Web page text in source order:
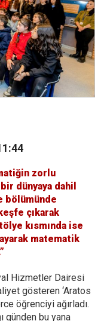
zorlu
dünyaya dahil
bölümünde
çıkarak
kısmında ise
matematik
Hizmetler Dairesi
gösteren ‘Aratos
öğrenciyi ağırladı.
günden bu yana